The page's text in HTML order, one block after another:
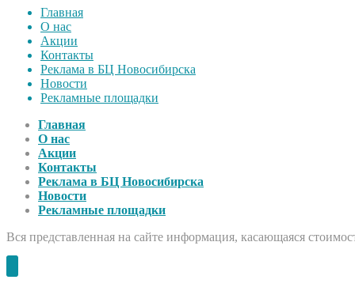
Главная
О нас
Акции
Контакты
Реклама в БЦ Новосибирска
Новости
Рекламные площадки
Главная
О нас
Акции
Контакты
Реклама в БЦ Новосибирска
Новости
Рекламные площадки
Вся представленная на сайте информация, касающаяся